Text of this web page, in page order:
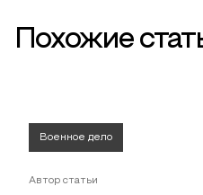
Похожие
Военное дело
Автор статьи